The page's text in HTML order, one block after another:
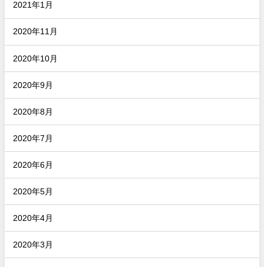
2021年1月
2020年11月
2020年10月
2020年9月
2020年8月
2020年7月
2020年6月
2020年5月
2020年4月
2020年3月